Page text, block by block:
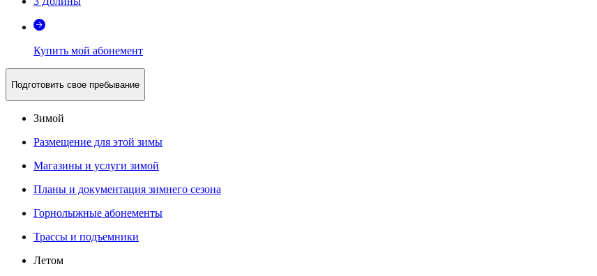
Купить мой абонемент
Подготовить свое пребывание
Зимой
Размещение для этой зимы
Магазины и услуги зимой
Планы и документация зимнего сезона
Горнолыжные абонементы
Трассы и подъемники
Летом